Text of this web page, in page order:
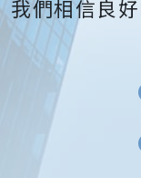
我們相信良